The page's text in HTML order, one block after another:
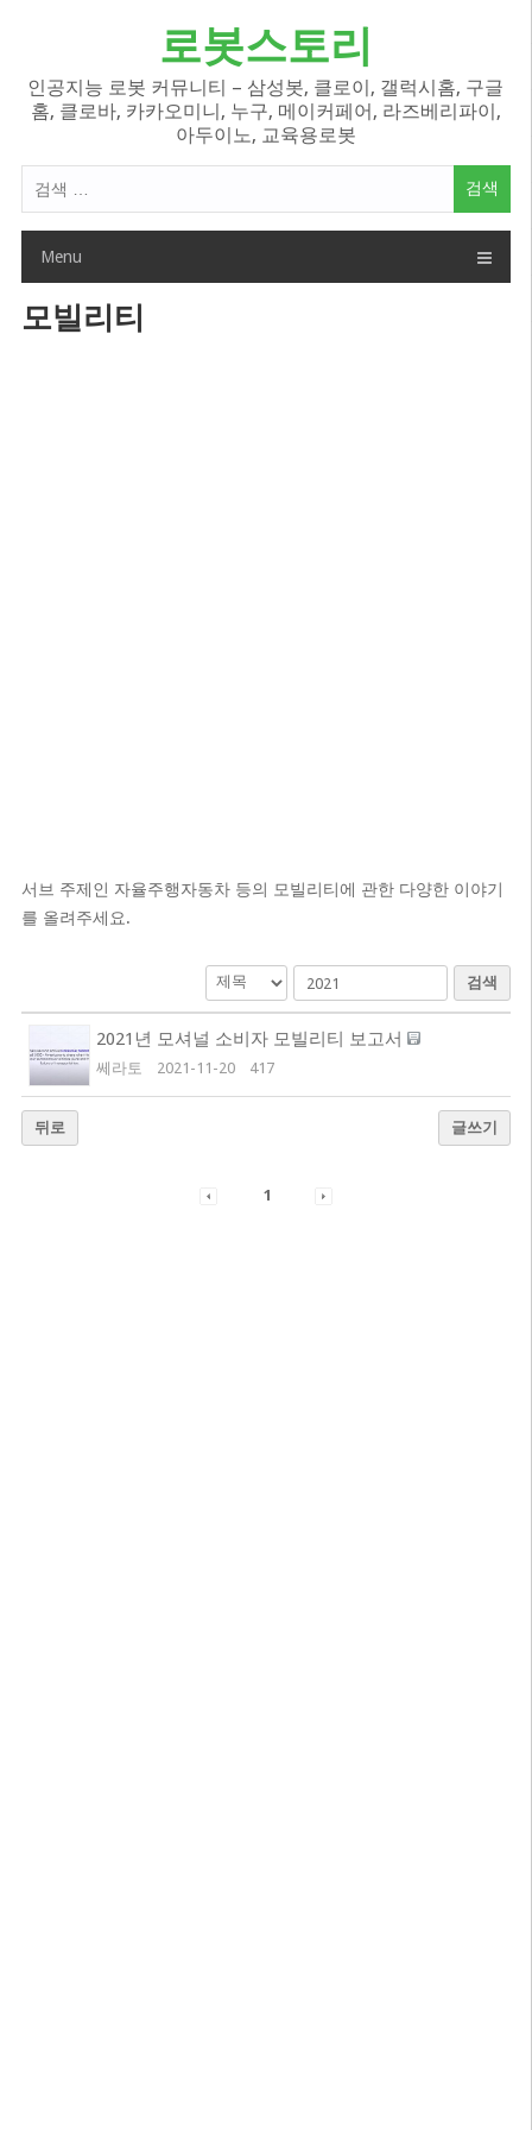
로봇스토리
인공지능 로봇 커뮤니티 – 삼성봇, 클로이, 갤럭시홈, 구글
홈, 클로바, 카카오미니, 누구, 메이커페어, 라즈베리파이,
아두이노, 교육용로봇
색
Menu
모빌리티
서브 주제인 자율주행자동차 등의 모빌리티에 관한 다양한 이야기
를 올려주세요.
검색
2021년 모셔널 소비자 모빌리티 보고서
쎄라토 2021-11-20 417
뒤로 글쓰기
1